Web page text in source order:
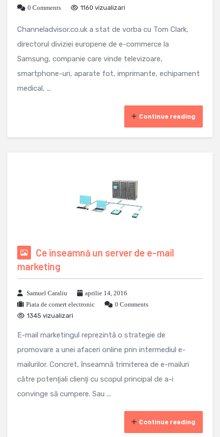
0 Comments
1160 vizualizari
Channeladvisor.co.uk a stat de vorba cu Tom Clark,
directorul diviziei europene de e-commerce la
Samsung, companie care vinde televizoare,
smartphone-uri, aparate fot, imprimante, echipament
medical, ...
Continue reading
Ce înseamnă un server de e-mail
marketing
Samuel Caraliu
aprilie 14, 2016
Piata de comert electronic
0 Comments
1345 vizualizari
E-mail marketingul reprezintă o strategie de
promovare a unei afaceri online prin intermediul e-
mailurilor. Concret, înseamnă trimiterea de e-mailuri
către potenţiali clienţi cu scopul principal de a-i
convinge să cumpere. Sau ...
Continue reading